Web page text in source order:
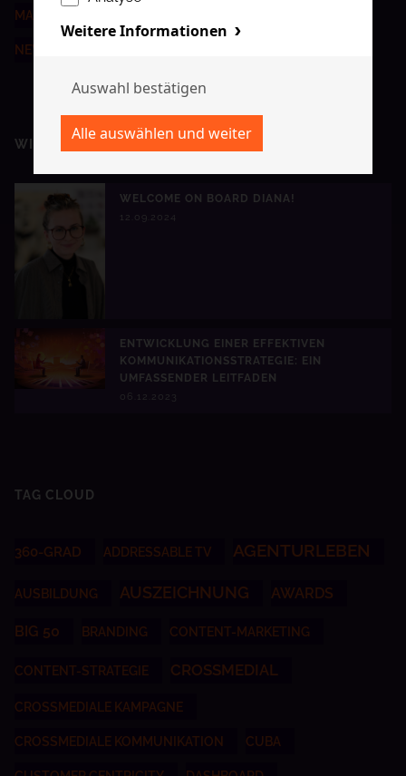
MARKETING KNOWLEDGE
NEWS
WIR ERINNERN UNS
WELCOME ON BOARD DIANA!
12.09.2024
ENTWICKLUNG EINER EFFEKTIVEN
KOMMUNIKATIONSSTRATEGIE: EIN
UMFASSENDER LEITFADEN
06.12.2023
TAG CLOUD
360-GRAD ADDRESSABLE TV AGENTURLEBEN
AUSBILDUNG AUSZEICHNUNG AWARDS
BIG 50 BRANDING CONTENT-MARKETING
CONTENT-STRATEGIE CROSSMEDIAL
CROSSMEDIALE KAMPAGNE
CROSSMEDIALE KOMMUNIKATION CUBA
Weitere Informationen